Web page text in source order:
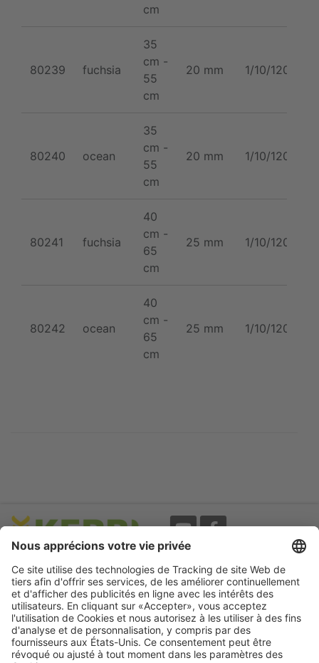
cm
80239 fuchsia
35
cm -
55
cm
20 mm 1/10/120
80240 ocean
35
cm -
55
cm
20 mm 1/10/120
80241 fuchsia
40
cm -
65
cm
25 mm 1/10/120
80242 ocean
40
cm -
65
cm
25 mm 1/10/120
Evènements
Newsletter
Termes d'utilisation
A propos
Mentions légales
CGV
Protection des données
Garantie
Déclaration